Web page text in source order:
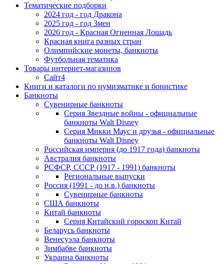
Тематические подборки
2024 год - год Дракона
2025 год - год Змеи
2026 год - Красная Огненная Лошадь
Красная книга разных стран
Олимпийские монеты, банкноты
Футбольная тематика
Товары интернет-магазинов
Сайт4
Книги и каталоги по нумизматике и бонистике
Банкноты
Сувенирные банкноты
Серия Звездные войны - официальные
банкноты Walt Disney
Серия Микки Маус и друзья - официальные
банкноты Walt Disney
Российская империя (до 1917 года) банкноты
Австралия банкноты
РСФСР, СССР (1917 - 1991) банкноты
Региональные выпуски
Россия (1991 - до н.в.) банкноты
Сувенирные банкноты
США банкноты
Китай банкноты
Серия Китайский гороскоп Китай
Беларусь банкноты
Венесуэла банкноты
Зимбабве банкноты
Украина банкноты